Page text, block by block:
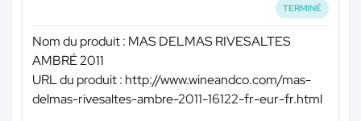
TERMINÉ
Nom du produit : MAS DELMAS RIVESALTES
AMBRÉ 2011
URL du produit : http://www.wineandco.com/mas-
delmas-rivesaltes-ambre-2011-16122-fr-eur-fr.html